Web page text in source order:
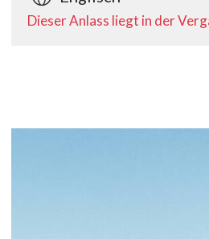
Dieser Anlass liegt in der